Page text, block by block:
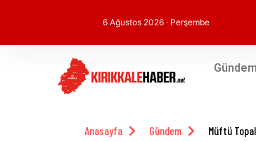
6 Ağustos 2026 · Perşembe
Gündem
Anasayfa Gündem Müftü